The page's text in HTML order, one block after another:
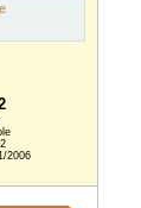
2006